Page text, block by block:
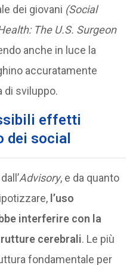
dei giovani (Social
The U.S. Surgeon
anche in luce la
accuratamente
di sviluppo.
effetti
dei social
Advisory, e da quanto
l’uso
interferire con la
cerebrali. Le più
fondamentale per